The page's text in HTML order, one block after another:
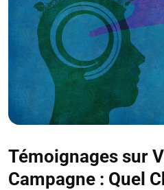
Témoignages sur
Campagne : Quel